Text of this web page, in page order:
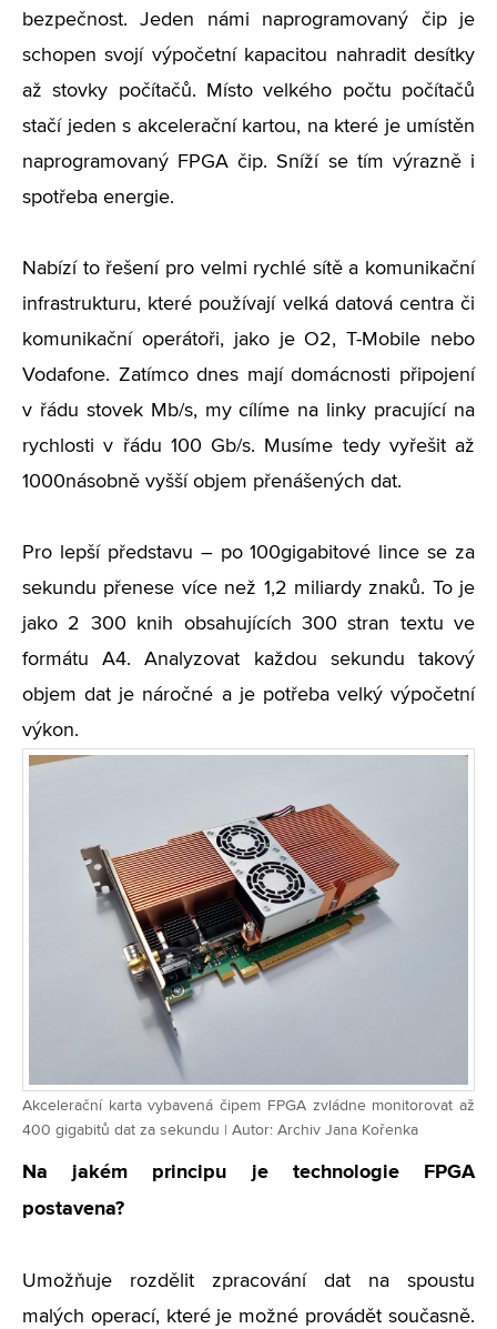
bezpečnost. Jeden námi naprogramovaný čip je
schopen svojí výpočetní kapacitou nahradit desítky
až stovky počítačů. Místo velkého počtu počítačů
stačí jeden s akcelerační kartou, na které je umístěn
naprogramovaný FPGA čip. Sníží se tím výrazně i
spotřeba energie.
Nabízí to řešení pro velmi rychlé sítě a komunikační
infrastrukturu, které používají velká datová centra či
komunikační operátoři, jako je O2, T-Mobile nebo
Vodafone. Zatímco dnes mají domácnosti připojení
v řádu stovek Mb/s, my cílíme na linky pracující na
rychlosti v řádu 100 Gb/s. Musíme tedy vyřešit až
1000násobně vyšší objem přenášených dat.
Pro lepší představu – po 100gigabitové lince se za
sekundu přenese více než 1,2 miliardy znaků. To je
jako 2 300 knih obsahujících 300 stran textu ve
formátu A4. Analyzovat každou sekundu takový
objem dat je náročné a je potřeba velký výpočetní
výkon.
Akcelerační karta vybavená čipem FPGA zvládne monitorovat až
400 gigabitů dat za sekundu | Autor: Archiv Jana Kořenka
Na jakém principu je technologie FPGA
postavena?
Umožňuje rozdělit zpracování dat na spoustu
malých operací, které je možné provádět současně.